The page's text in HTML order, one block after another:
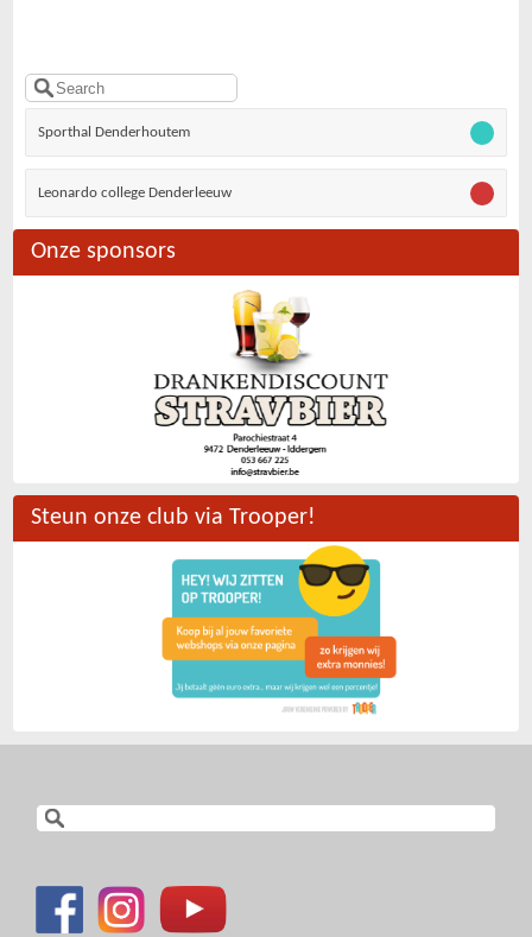
Sporthal Denderhoutem
Leonardo college Denderleeuw
Onze sponsors
Steun onze club via Trooper!